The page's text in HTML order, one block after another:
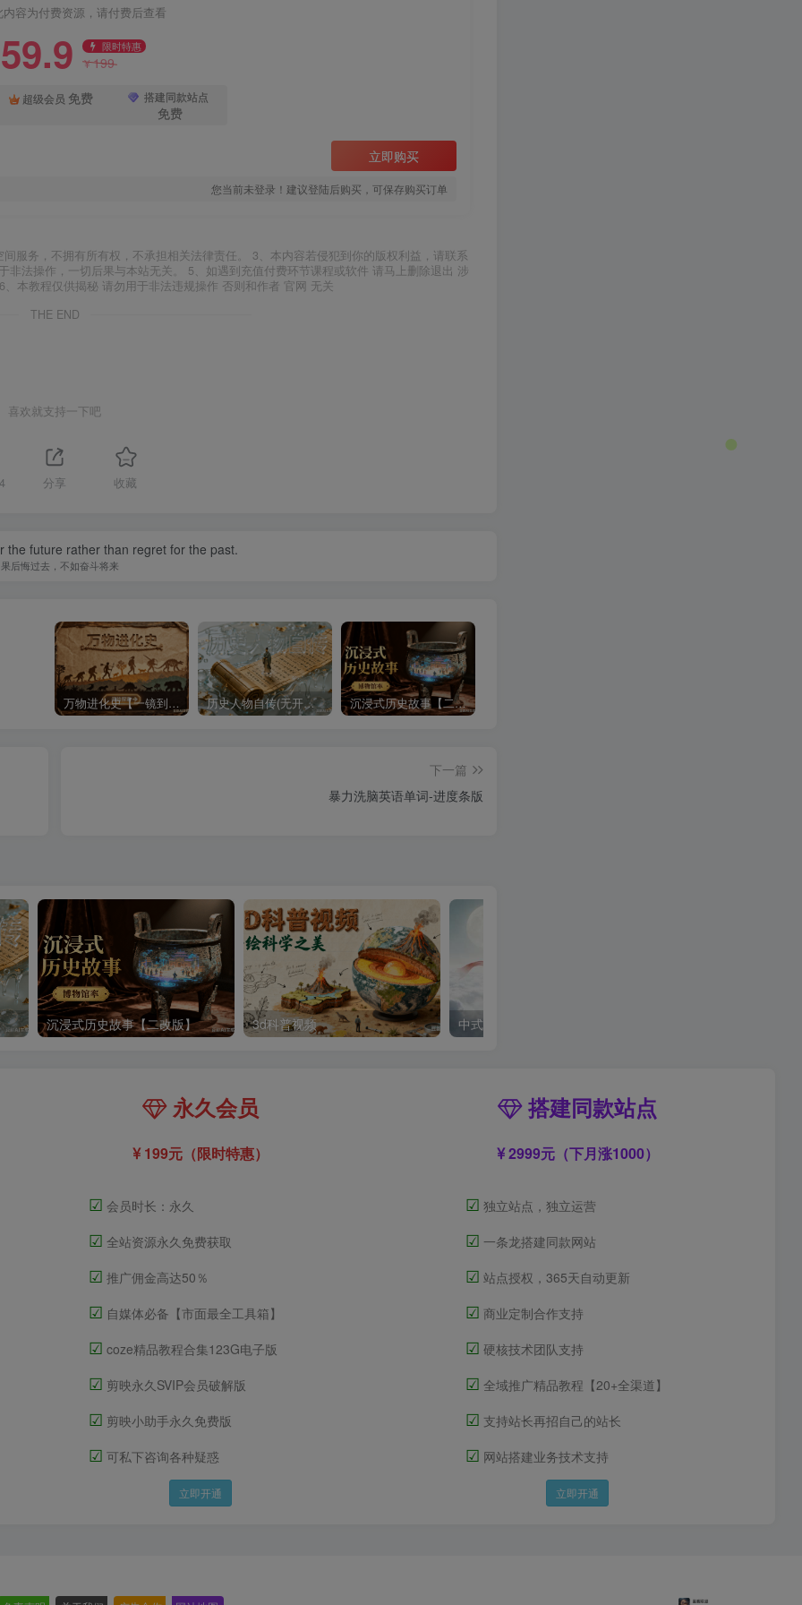
内容为付费资源，请付费后查看
59.9 限时特惠
¥199
超级会员 免费 搭建同款站点
免费
立即购买
您当前未登录！建议登陆后购买，可保存购买订单
服务，不拥有所有权，不承担相关法律责任。 3、本内容若侵犯到你的版权利益，请联系
法操作，一切后果与本站无关。 5、如遇到充值付费环节课程或软件 请马上删除退出 涉
本教程仅供揭秘 请勿用于非法违规操作 否则和作者 官网 无关
THE END
喜欢就支持一下吧
分享 收藏
the future rather than regret for the past.
后悔过去，不如奋斗将来
万物进化史【一镜到底】 历史人物自传(无开头模板) 沉浸式历史故事【二改版】
下一篇
暴力洗脑英语单词-进度条版
沉浸式历史故事【二改版】 3d科普视频 中式梦核
永久会员
199元（限时特惠）
☑ 会员时长：永久
☑ 全站资源永久免费获取
☑ 推广佣金高达50％
☑ 自媒体必备【市面最全工具箱】
☑ coze精品教程合集123G电子版
☑ 剪映永久SVIP会员破解版
☑ 剪映小助手永久免费版
☑ 可私下咨询各种疑惑
立即开通
搭建同款站点
2999元（下月涨1000）
☑ 独立站点，独立运营
☑ 一条龙搭建同款网站
☑ 站点授权，365天自动更新
☑ 商业定制合作支持
☑ 硬核技术团队支持
☑ 全域推广精品教程【20+全渠道】
☑ 支持站长再招自己的站长
☑ 网站搭建业务技术支持
立即开通